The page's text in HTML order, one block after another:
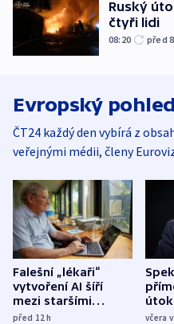
Ruský
čtyři lidi
08:20 před
Evropský pohled
ČT24 každý den vybírá z
veřejnými médii, členy
Falešní „lékaři“
vytvoření AI šíří
mezi staršími
Poláky nebezpečné
před 12h
míní
včera